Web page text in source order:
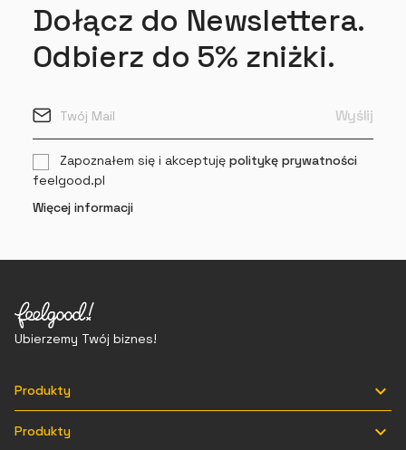
Dołącz do Newslettera.
Odbierz do 5% zniżki.
Zapoznałem się i akceptuję politykę prywatności
feelgood.pl
Więcej informacji
Ubierzemy Twój biznes!
Produkty 
Produkty 